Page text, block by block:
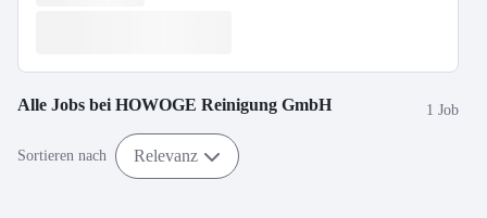
Alle Jobs bei HOWOGE Reinigung GmbH 1 Job
Sortieren nach Relevanz